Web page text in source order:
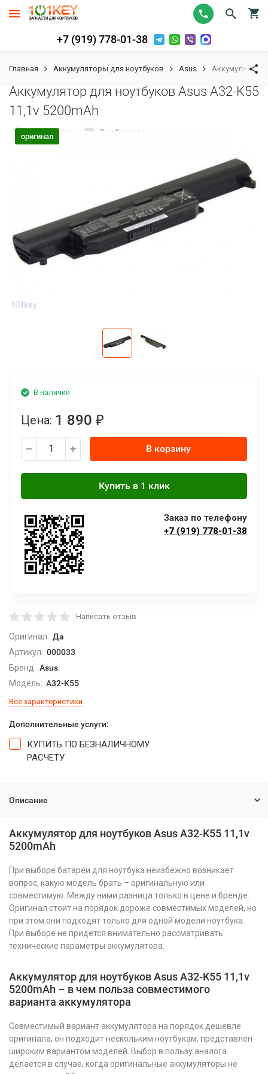
+7 (919) 778-01-38
Главная Аккумуляторы для ноутбуков Asus Аккумулятор
Аккумулятор для ноутбуков Asus A32-K55
11,1v 5200mAh
К сравнению В избранное
оригинал
В наличии
Цена: 1 890 ₽
В корзину
Заказ по телефону
+7 (919) 778-01-38
Написать отзыв
Оригинал: Да
Артикул: 000033
Бренд: Asus
Модель: A32-K55
Все характеристики
Дополнительные услуги:
КУПИТЬ ПО БЕЗНАЛИЧНОМУ
РАСЧЕТУ
Описание
Аккумулятор для ноутбуков Asus A32-K55 11,1v
5200mAh
При выборе батареи для ноутбука неизбежно возникает
вопрос, какую модель брать – оригинальную или
совместимую. Между ними разница только в цене и бренде.
Оригинал стоит на порядок дороже совместимых моделей, но
при этом они подходят только для одной модели ноутбука.
При выборе не придется внимательно рассматривать
технические параметры аккумулятора.
Аккумулятор для ноутбуков Asus A32-K55 11,1v
5200mAh – в чем польза совместимого
варианта аккумулятора
Совместимый вариант аккумулятора на порядок дешевле
оригинала, он подходит нескольким ноутбукам, представлен
широким вариантом моделей. Выбор в пользу аналога
делается в случае, когда оригинальные аккумуляторы не